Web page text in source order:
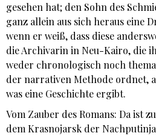
gesehen hat; den Sohn des
ganz allein aus sich heraus eine
wenn er weiß, dass diese
die Archivarin in Neu-Kairo, die
weder chronologisch noch
der narrativen Methode ordnet,
was eine Geschichte ergibt.
Vom Zauber des Romans: Da ist
dem Krasnojarsk der